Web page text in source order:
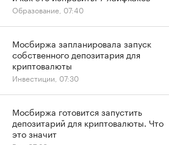
Образование, 07:40
Мосбиржа запланировала запуск
собственного депозитария для
криптовалюты
Инвестиции, 07:30
Мосбиржа готовится запустить
депозитарий для криптовалюты. Что
это значит